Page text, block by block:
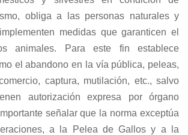
obliga a las personas naturales y
medidas que garanticen el
animales. Para este fin establece
el abandono en la vía pública, peleas,
captura, mutilación, etc., salvo
autorización expresa por órgano
señalar que la norma exceptúa
a la Pelea de Gallos y a la